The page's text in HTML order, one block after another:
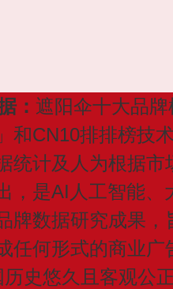
： 遮阳伞十大品
和CN10排排榜技
统计及人为根据
，是AI人工智能、
牌数据研究成果
任何形式的商业广
史悠久且客观公